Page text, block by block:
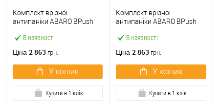
В наявності
Комплект врізної
антипаніки ABARO BPush
чорний із замком та ручкою
Ціна 2 863 грн.
У кошик
Купити в 1 клік
В наявності
Комплект врізної
антипаніки ABARO BPush
червоний із замком та
Ціна 2 863 грн.
У кошик
Купити в 1 клік